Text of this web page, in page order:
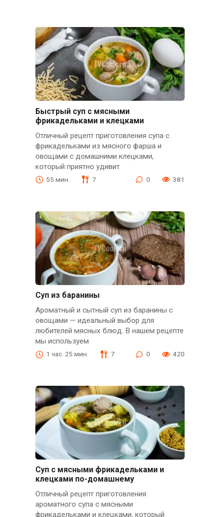
Быстрый суп с мясными
фрикадельками и клецками
Отличный рецепт приготовления супа с
фрикадельками из мясного фарша и
овощами с домашними клецками,
который приятно удивит
55 мин. 7 0 381
Суп из баранины
Ароматный и сытный суп из баранины с
овощами — идеальный выбор для
любителей мясных блюд. В нашем рецепте
мы используем
1 час. 25 мин. 7 0 420
Суп с мясными фрикадельками и
клецками по-домашнему
Отличный рецепт приготовления
ароматного супа с мясными
фрикадельками и клецками, который